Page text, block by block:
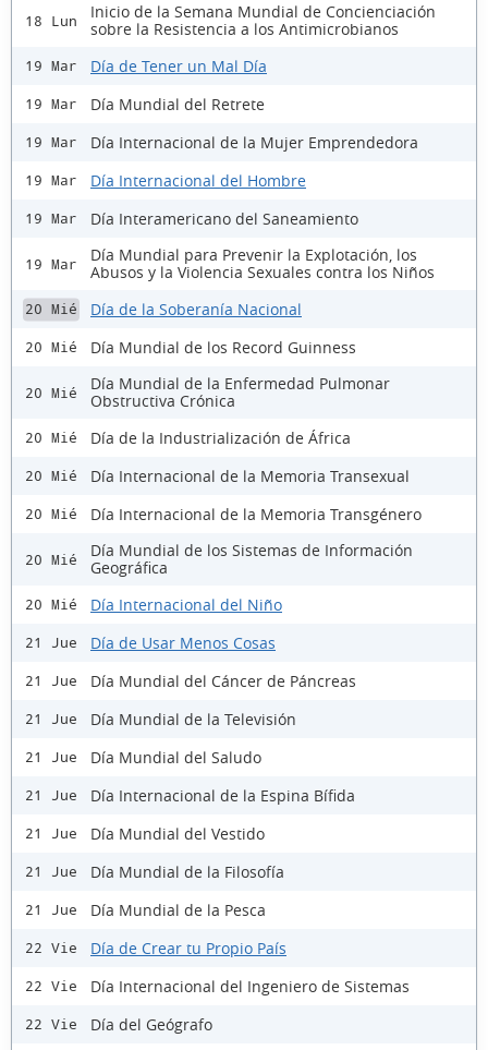
18 Lun
Inicio de la Semana Mundial de Concienciación
sobre la Resistencia a los Antimicrobianos
19 Mar Día de Tener un Mal Día
19 Mar Día Mundial del Retrete
19 Mar Día Internacional de la Mujer Emprendedora
19 Mar Día Internacional del Hombre
19 Mar Día Interamericano del Saneamiento
19 Mar
Día Mundial para Prevenir la Explotación, los
Abusos y la Violencia Sexuales contra los Niños
20 Mié Día de la Soberanía Nacional
20 Mié Día Mundial de los Record Guinness
20 Mié
Día Mundial de la Enfermedad Pulmonar
Obstructiva Crónica
20 Mié Día de la Industrialización de África
20 Mié Día Internacional de la Memoria Transexual
20 Mié Día Internacional de la Memoria Transgénero
20 Mié
Día Mundial de los Sistemas de Información
Geográfica
20 Mié Día Internacional del Niño
21 Jue Día de Usar Menos Cosas
21 Jue Día Mundial del Cáncer de Páncreas
21 Jue Día Mundial de la Televisión
21 Jue Día Mundial del Saludo
21 Jue Día Internacional de la Espina Bífida
21 Jue Día Mundial del Vestido
21 Jue Día Mundial de la Filosofía
21 Jue Día Mundial de la Pesca
22 Vie Día de Crear tu Propio País
22 Vie Día Internacional del Ingeniero de Sistemas
22 Vie Día del Geógrafo